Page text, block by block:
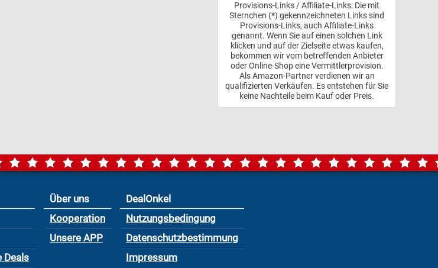
Provisions-Links / Affiliate-Links: Die mit
Sternchen (*) gekennzeichneten Links sind
Provisions-Links, auch Affiliate-Links
genannt. Wenn Sie auf einen solchen Link
klicken und auf der Zielseite etwas kaufen,
bekommen wir vom betreffenden Anbieter
oder Online-Shop eine Vermittlerprovision.
Als Amazon-Partner verdienen wir an
qualifizierten Verkäufen. Es entstehen für Sie
keine Nachteile beim Kauf oder Preis.
Deals
Über uns
Kooperation
Unsere APP
DealOnkel
Nutzungsbedingung
Datenschutzbestimmung
Impressum